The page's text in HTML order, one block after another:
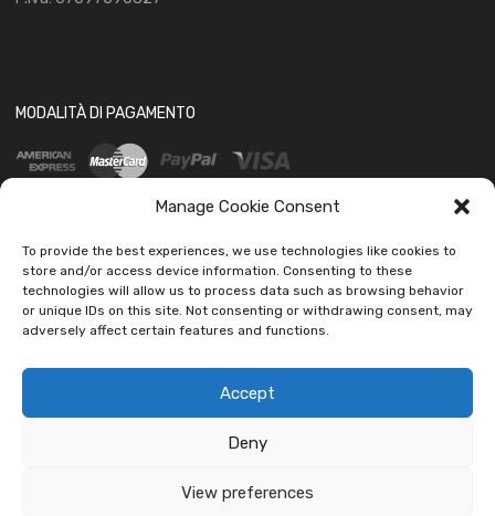
Manage Cookie Consent
To provide the best experiences, we use technologies like cookies to
store and/or access device information. Consenting to these
technologies will allow us to process data such as browsing behavior
or unique IDs on this site. Not consenting or withdrawing consent, may
adversely affect certain features and functions.
Accept
Deny
View preferences
MODALITÀ DI PAGAMENTO
SOCIAL
Ledautoshop Auto Parts | Icons made by